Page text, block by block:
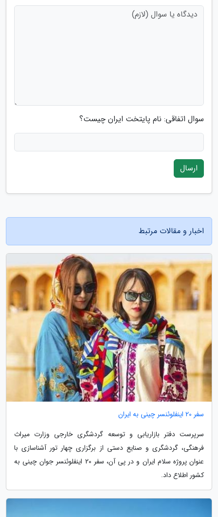
سوال اتفاقی: نام پایتخت ایران چیست؟
ارسال
اخبار و مقالات مرتبط
سفر 20 اینفلوئنسر چینی به ایران
سرپرست دفتر بازاریابی و توسعه گردشگری خارجی وزارت میراث
فرهنگی، گردشگری و صنایع دستی از برگزاری چهار تور آشناسازی با
عنوان پروژه سلام ایران و در پی آن، سفر 20 اینفلوئنسر جوان چینی به
کشور اطلاع داد.